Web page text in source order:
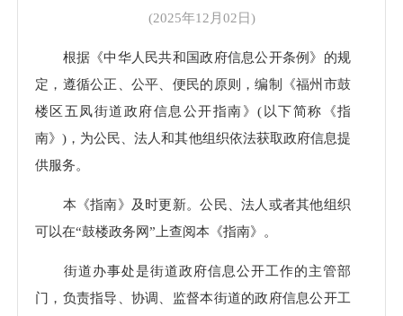
(2025年12月02日)
根据《中华人民共和国政府信息公开条例》的规
定，遵循公正、公平、便民的原则，编制《福州市鼓
楼区五凤街道政府信息公开指南》(以下简称《指
南》)，为公民、法人和其他组织依法获取政府信息提
供服务。
本《指南》及时更新。公民、法人或者其他组织
可以在“鼓楼政务网”上查阅本《指南》。
街道办事处是街道政府信息公开工作的主管部
门，负责指导、协调、监督本街道的政府信息公开工